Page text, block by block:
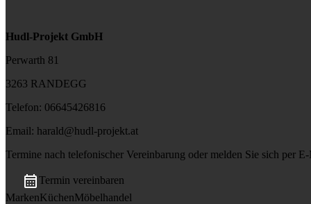
Hudl-Projekt GmbH
Perwarth 81
3263 RANDEGG
Telefon: 06645426816
Email: harald@hudl-projekt.at
Termine nach telefonischer Vereinbarung oder melden Sie sich per
Termin vereinbaren
MarkenKüchenMöbelhandel